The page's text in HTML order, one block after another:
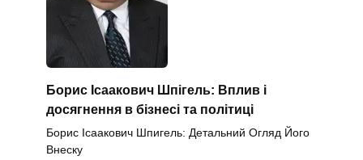
Борис Ісаакович Шпігель: Вплив і
досягнення в бізнесі та політиці
Борис Ісаакович Шпигель: Детальний Огляд Його
Внеску